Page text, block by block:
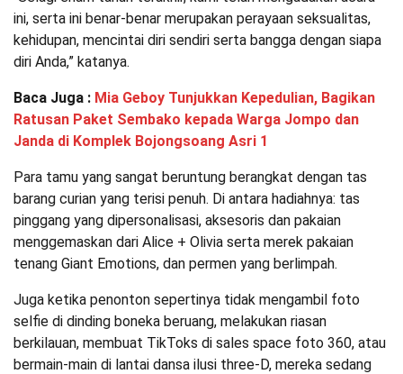
ini, serta ini benar-benar merupakan perayaan seksualitas,
kehidupan, mencintai diri sendiri serta bangga dengan siapa
diri Anda,” katanya.
Baca Juga : Mia Geboy Tunjukkan Kepedulian, Bagikan
Ratusan Paket Sembako kepada Warga Jompo dan
Janda di Komplek Bojongsoang Asri 1
Para tamu yang sangat beruntung berangkat dengan tas
barang curian yang terisi penuh. Di antara hadiahnya: tas
pinggang yang dipersonalisasi, aksesoris dan pakaian
menggemaskan dari Alice + Olivia serta merek pakaian
tenang Giant Emotions, dan permen yang berlimpah.
Juga ketika penonton sepertinya tidak mengambil foto
selfie di dinding boneka beruang, melakukan riasan
berkilauan, membuat TikToks di sales space foto 360, atau
bermain-main di lantai dansa ilusi three-D, mereka sedang